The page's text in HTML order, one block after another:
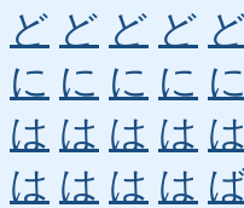
ど ど ど ど
に に に に
は は は は
は は は は